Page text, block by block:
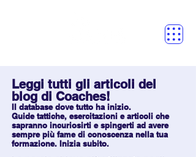
Leggi tutti gli articoli del
blog di Coaches!
Il database dove tutto ha inizio.
Guide tattiche, esercitazioni e articoli che
sapranno incuriosirti e spingerti ad avere
sempre più fame di conoscenza nella tua
formazione. Inizia subito.